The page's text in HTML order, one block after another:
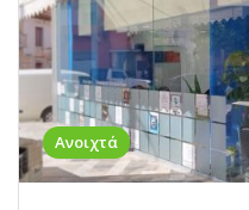
Ανοιχτά